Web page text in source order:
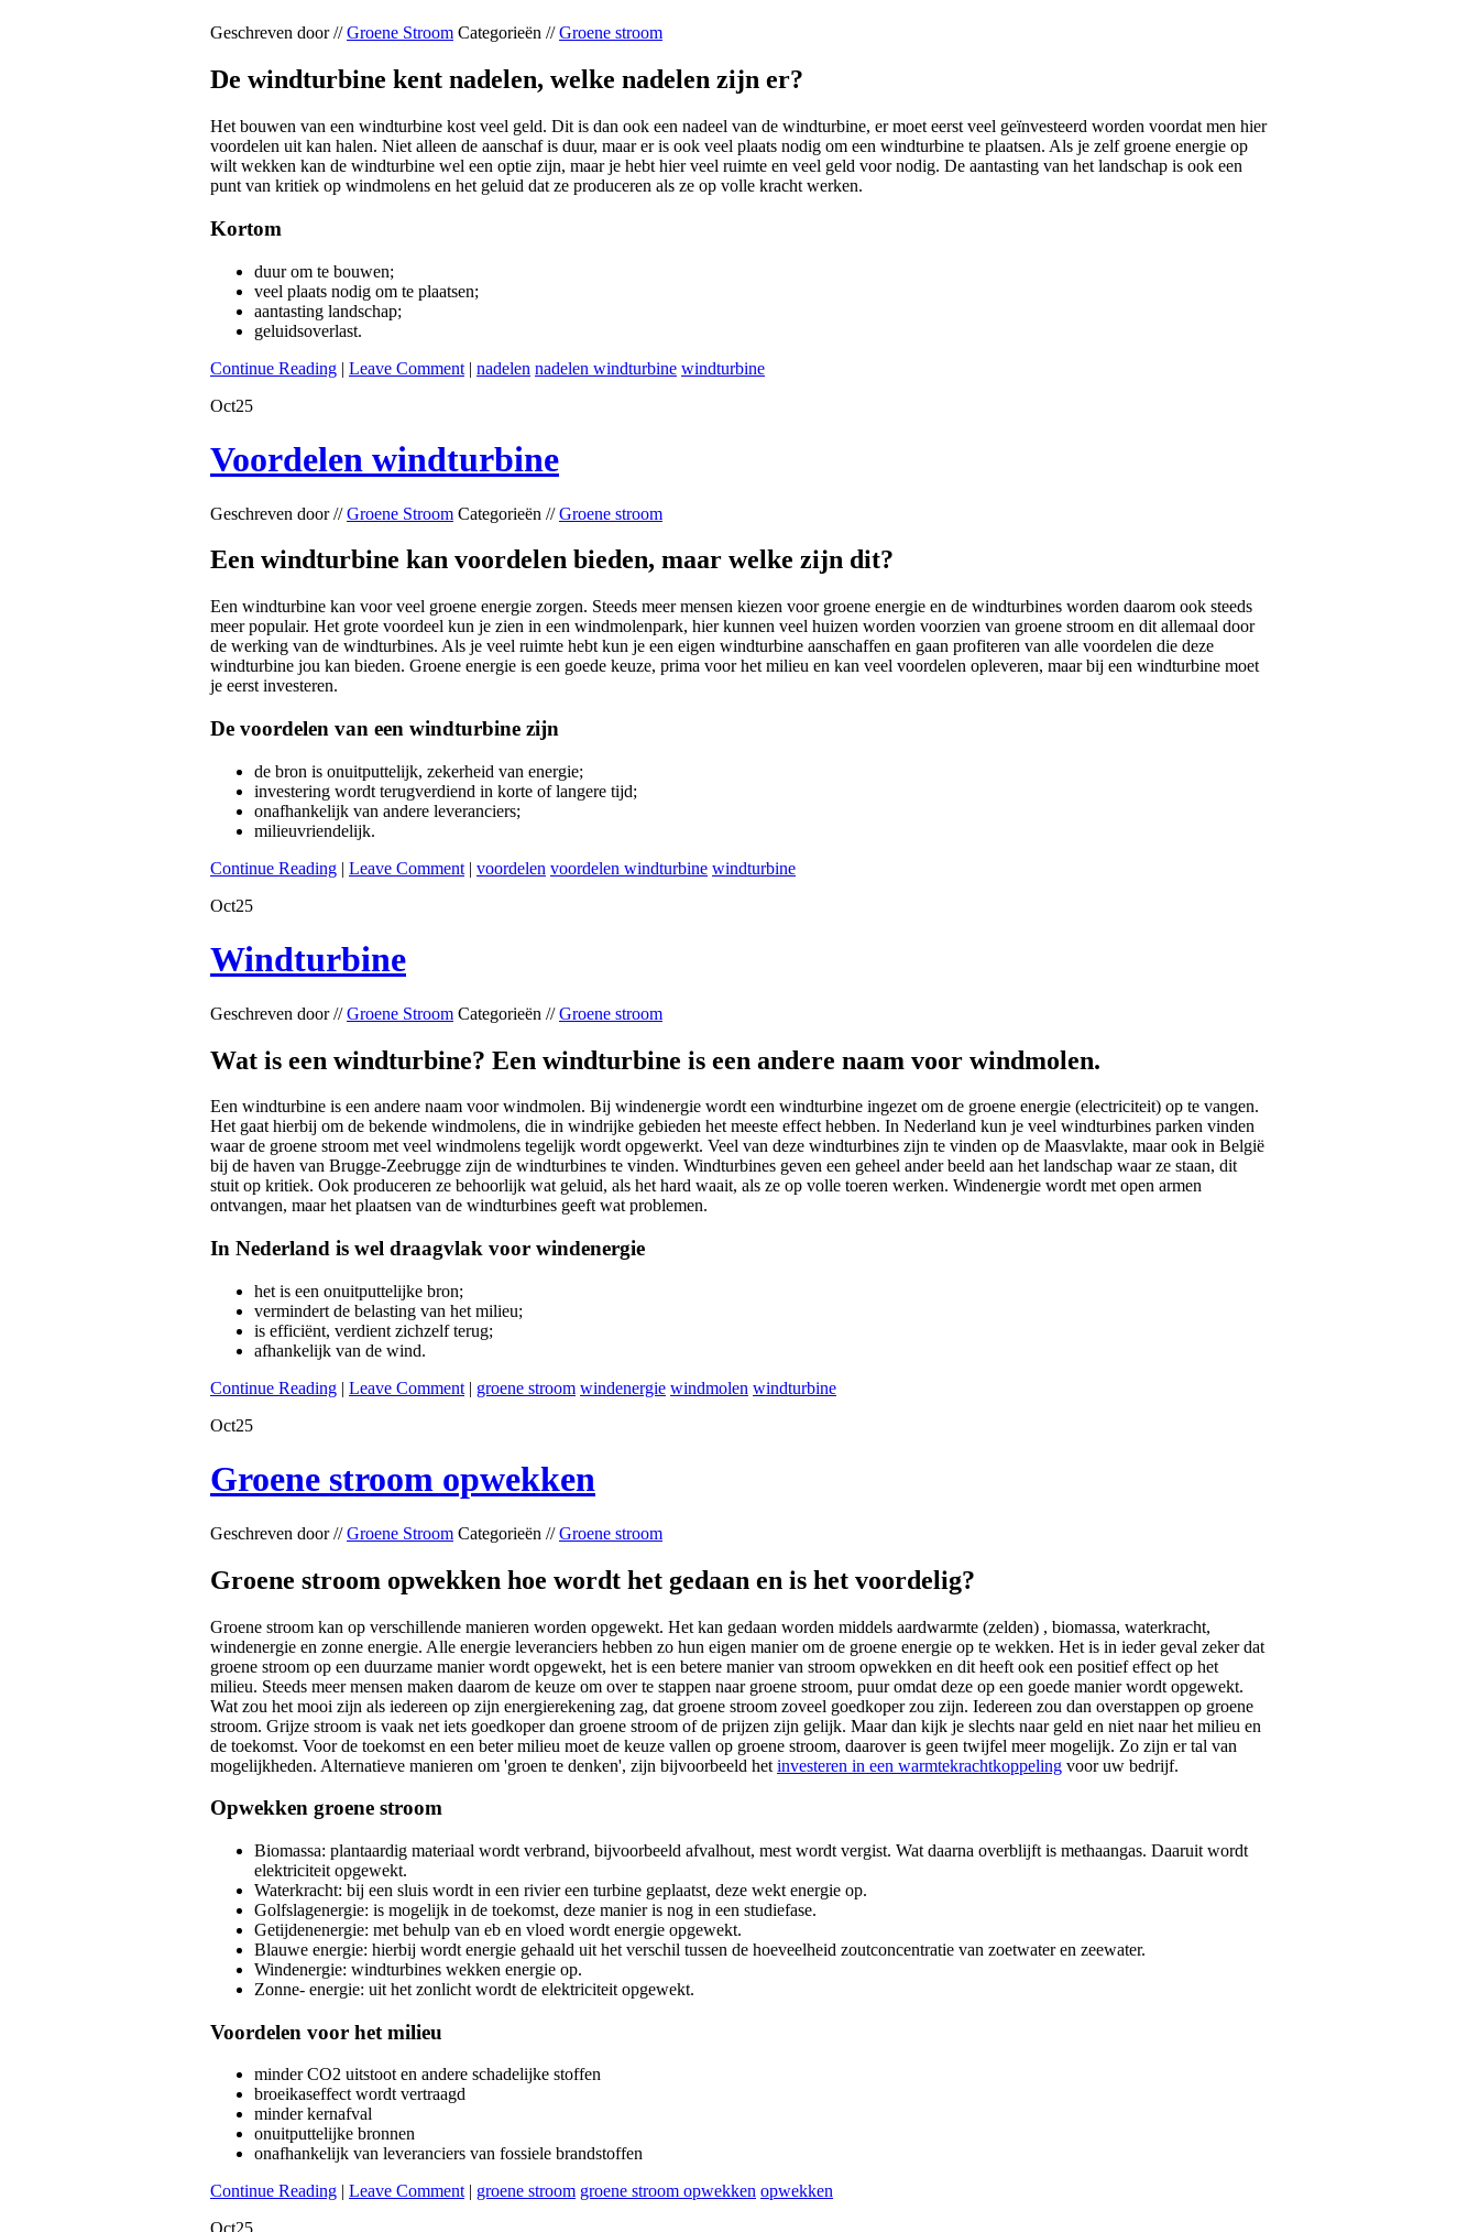
Geschreven door //Groene Stroom Categorieën //Groene stroom
De windturbine kent nadelen, welke nadelen zijn er?
Het bouwen van een windturbine kost veel geld. Dit is dan ook een nadeel van de windturbine, er moet eerst veel geïnvesteerd worden voordat men hier
voordelen uit kan halen. Niet alleen de aanschaf is duur, maar er is ook veel plaats nodig om een windturbine te plaatsen. Als je zelf groene energie op
wilt wekken kan de windturbine wel een optie zijn, maar je hebt hier veel ruimte en veel geld voor nodig. De aantasting van het landschap is ook een
punt van kritiek op windmolens en het geluid dat ze produceren als ze op volle kracht werken.
Kortom
duur om te bouwen;
veel plaats nodig om te plaatsen;
aantasting landschap;
geluidsoverlast.
Continue Reading | Leave Comment | nadelen nadelen windturbine windturbine
Oct25
Voordelen windturbine
Geschreven door //Groene Stroom Categorieën //Groene stroom
Een windturbine kan voordelen bieden, maar welke zijn dit?
Een windturbine kan voor veel groene energie zorgen. Steeds meer mensen kiezen voor groene energie en de windturbines worden daarom ook steeds
meer populair. Het grote voordeel kun je zien in een windmolenpark, hier kunnen veel huizen worden voorzien van groene stroom en dit allemaal door
de werking van de windturbines. Als je veel ruimte hebt kun je een eigen windturbine aanschaffen en gaan profiteren van alle voordelen die deze
windturbine jou kan bieden. Groene energie is een goede keuze, prima voor het milieu en kan veel voordelen opleveren, maar bij een windturbine moet
je eerst investeren.
De voordelen van een windturbine zijn
de bron is onuitputtelijk, zekerheid van energie;
investering wordt terugverdiend in korte of langere tijd;
onafhankelijk van andere leveranciers;
milieuvriendelijk.
Continue Reading | Leave Comment | voordelen voordelen windturbine windturbine
Oct25
Windturbine
Geschreven door //Groene Stroom Categorieën //Groene stroom
Wat is een windturbine? Een windturbine is een andere naam voor windmolen.
Een windturbine is een andere naam voor windmolen. Bij windenergie wordt een windturbine ingezet om de groene energie (electriciteit) op te vangen.
Het gaat hierbij om de bekende windmolens, die in windrijke gebieden het meeste effect hebben. In Nederland kun je veel windturbines parken vinden
waar de groene stroom met veel windmolens tegelijk wordt opgewerkt. Veel van deze windturbines zijn te vinden op de Maasvlakte, maar ook in België
bij de haven van Brugge-Zeebrugge zijn de windturbines te vinden. Windturbines geven een geheel ander beeld aan het landschap waar ze staan, dit
stuit op kritiek. Ook produceren ze behoorlijk wat geluid, als het hard waait, als ze op volle toeren werken. Windenergie wordt met open armen
ontvangen, maar het plaatsen van de windturbines geeft wat problemen.
In Nederland is wel draagvlak voor windenergie
het is een onuitputtelijke bron;
vermindert de belasting van het milieu;
is efficiënt, verdient zichzelf terug;
afhankelijk van de wind.
Continue Reading | Leave Comment | groene stroom windenergie windmolen windturbine
Oct25
Groene stroom opwekken
Geschreven door //Groene Stroom Categorieën //Groene stroom
Groene stroom opwekken hoe wordt het gedaan en is het voordelig?
Groene stroom kan op verschillende manieren worden opgewekt. Het kan gedaan worden middels aardwarmte (zelden) , biomassa, waterkracht,
windenergie en zonne energie. Alle energie leveranciers hebben zo hun eigen manier om de groene energie op te wekken. Het is in ieder geval zeker dat
groene stroom op een duurzame manier wordt opgewekt, het is een betere manier van stroom opwekken en dit heeft ook een positief effect op het
milieu. Steeds meer mensen maken daarom de keuze om over te stappen naar groene stroom, puur omdat deze op een goede manier wordt opgewekt.
Wat zou het mooi zijn als iedereen op zijn energierekening zag, dat groene stroom zoveel goedkoper zou zijn. Iedereen zou dan overstappen op groene
stroom. Grijze stroom is vaak net iets goedkoper dan groene stroom of de prijzen zijn gelijk. Maar dan kijk je slechts naar geld en niet naar het milieu en
de toekomst. Voor de toekomst en een beter milieu moet de keuze vallen op groene stroom, daarover is geen twijfel meer mogelijk. Zo zijn er tal van
mogelijkheden. Alternatieve manieren om 'groen te denken', zijn bijvoorbeeld het investeren in een warmtekrachtkoppeling voor uw bedrijf.
Opwekken groene stroom
Biomassa: plantaardig materiaal wordt verbrand, bijvoorbeeld afvalhout, mest wordt vergist. Wat daarna overblijft is methaangas. Daaruit wordt
elektriciteit opgewekt.
Waterkracht: bij een sluis wordt in een rivier een turbine geplaatst, deze wekt energie op.
Golfslagenergie: is mogelijk in de toekomst, deze manier is nog in een studiefase.
Getijdenenergie: met behulp van eb en vloed wordt energie opgewekt.
Blauwe energie: hierbij wordt energie gehaald uit het verschil tussen de hoeveelheid zoutconcentratie van zoetwater en zeewater.
Windenergie: windturbines wekken energie op.
Zonne- energie: uit het zonlicht wordt de elektriciteit opgewekt.
Voordelen voor het milieu
minder CO2 uitstoot en andere schadelijke stoffen
broeikaseffect wordt vertraagd
minder kernafval
onuitputtelijke bronnen
onafhankelijk van leveranciers van fossiele brandstoffen
Continue Reading | Leave Comment| groene stroom groene stroom opwekken opwekken